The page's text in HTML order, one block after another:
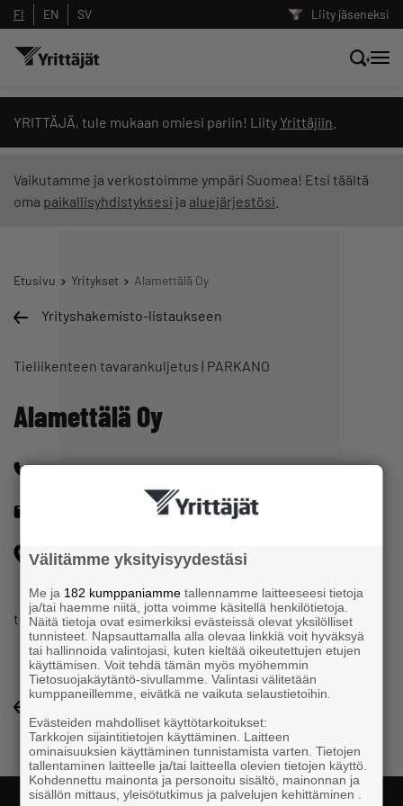
Liity jäseneksi
FI EN SV
YRITTÄJÄ, tule mukaan omiesi pariin! Liity Yrittäjiin
Vaikutamme ja verkostoimme ympäri Suomea! Etsi täältä
oma paikallisyhdistyksesi ja aluejärjestösi
Etusivu Yritykset Alamettälä Oy
Yrityshakemisto-listaukseen
Tieliikenteen tavarankuljetus | PARKANO
Alamettälä Oy
+358400621625
pekka@alamettala.fi
Yrittäjäkatu 15 39700 PARKANO
tieliikenteen tavarankuljetus
Yrityshakemisto-listaukseen
Hae sivustolta tai kysy suoraan
Yrittäjien tekoälyltä
Suodata hakutuloksia: näytä kaikki sisältö
Välitämme yksityisyydestäsi
Me ja 182 kumppaniamme tallennamme laitteeseesi tietoja
ja/tai haemme niitä, jotta voimme käsitellä henkilötietoja.
Näitä tietoja ovat esimerkiksi evästeissä olevat yksilölliset
tunnisteet. Napsauttamalla alla olevaa linkkiä voit hyväksyä
tai hallinnoida valintojasi, kuten kieltää oikeutettujen etujen
käyttämisen. Voit tehdä tämän myös myöhemmin
Tietosuojakäytäntö-sivullamme. Valintasi välitetään
kumppaneillemme, eivätkä ne vaikuta selaustietoihin.
Evästeiden mahdolliset käyttötarkoitukset:
Tarkkojen sijaintitietojen käyttäminen. Laitteen
ominaisuuksien käyttäminen tunnistamista varten. Tietojen
tallentaminen laitteelle ja/tai laitteella olevien tietojen käyttö.
Kohdennettu mainonta ja personoitu sisältö, mainonnan ja
sisällön mittaus, yleisötutkimus ja palvelujen kehittäminen .